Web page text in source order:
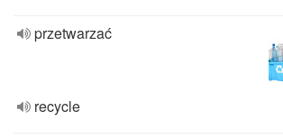
przetwarzać
recycle